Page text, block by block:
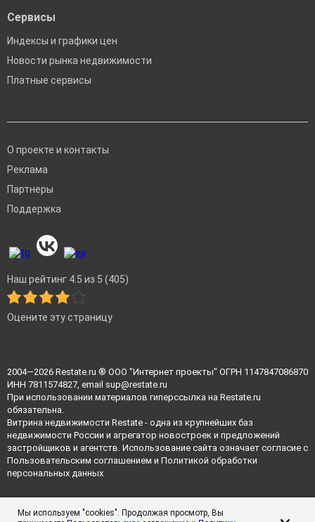
Сервисы
Индексы и графики цен
Новости рынка недвижимости
Платные сервисы
О проекте и контакты
Реклама
Партнеры
Поддержка
Наш рейтинг 4.5 из 5 (405)
Оцените эту страницу
2004—2026 Restate.ru ® ООО "Интернет проекты" ОГРН 1147847086870
ИНН 7811574827, email sup@restate.ru
При использовании материалов гиперссылка на Restate.ru
обязательна.
Витрина недвижимости Restate - одна из крупнейших баз
недвижимости России и агрегатор новостроек и предложений
застройщиков и агентств. Использование сайта означает согласие с
Пользовательским соглашением и Политикой обработки
персональных данных
Мы используем "cookies". Продолжая просмотр, Вы